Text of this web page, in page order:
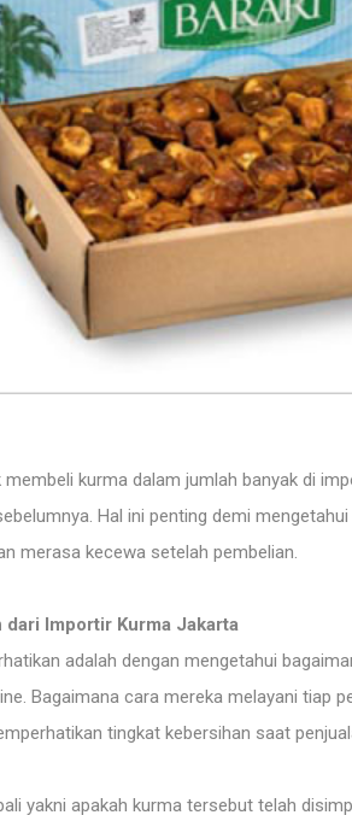
kurma dalam jumlah banyak di
Hal ini penting demi
merasa kecewa setelah pembelian.
dari Importir Kurma Jakarta
adalah dengan mengetahui
Bagaimana cara mereka melayani tiap
tingkat kebersihan saat
yakni apakah kurma tersebut telah